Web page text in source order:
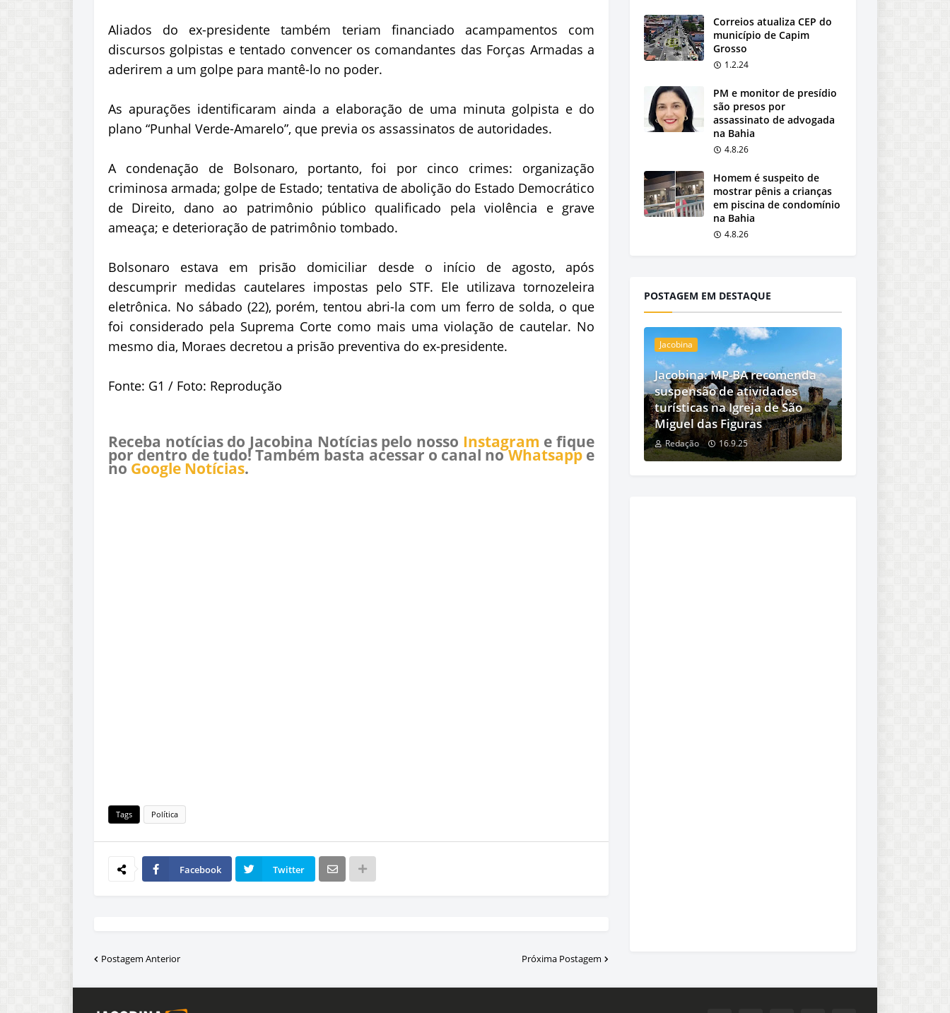
Aliados do ex-presidente também teriam financiado acampamentos com
discursos golpistas e tentado convencer os comandantes das Forças Armadas a
aderirem a um golpe para mantê-lo no poder.
As apurações identificaram ainda a elaboração de uma minuta golpista e do
plano “Punhal Verde-Amarelo”, que previa os assassinatos de autoridades.
A condenação de Bolsonaro, portanto, foi por cinco crimes: organização
criminosa armada; golpe de Estado; tentativa de abolição do Estado Democrático
de Direito, dano ao patrimônio público qualificado pela violência e grave
ameaça; e deterioração de patrimônio tombado.
Bolsonaro estava em prisão domiciliar desde o início de agosto, após
descumprir medidas cautelares impostas pelo STF. Ele utilizava tornozeleira
eletrônica. No sábado (22), porém, tentou abri-la com um ferro de solda, o que
foi considerado pela Suprema Corte como mais uma violação de cautelar. No
mesmo dia, Moraes decretou a prisão preventiva do ex-presidente.
Fonte: G1 / Foto: Reprodução
Receba notícias do Jacobina Notícias pelo nosso Instagram e fique
por dentro de tudo! Também basta acessar o canal noWhatsappe
no Google Notícias.
Tags Política
Facebook Twitter
Postagem Anterior Próxima Postagem
Correios atualiza CEP do
município de Capim
Grosso
1.2.24
PM e monitor de presídio
são presos por
assassinato de advogada
na Bahia
4.8.26
Homem é suspeito de
mostrar pênis a crianças
em piscina de condomínio
na Bahia
4.8.26
POSTAGEM EM DESTAQUE
Jacobina
Jacobina: MP-BA recomenda
suspensão de atividades
turísticas na Igreja de São
Miguel das Figuras
Redação 16.9.25